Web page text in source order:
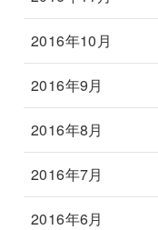
2016年10月
2016年9月
2016年8月
2016年7月
2016年6月